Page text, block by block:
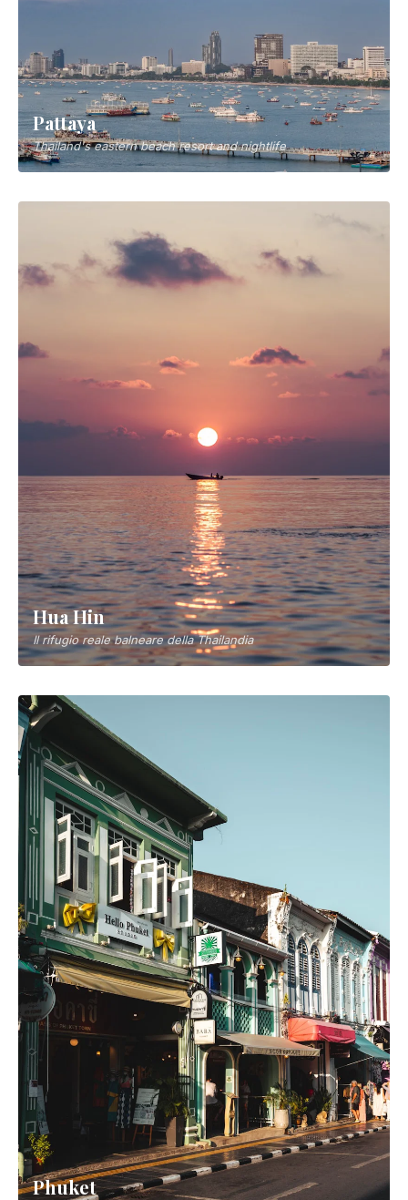
Pattaya
Thailand's eastern beach resort and nightlife
Hua Hin
Il rifugio reale balneare della Thailandia
Phuket